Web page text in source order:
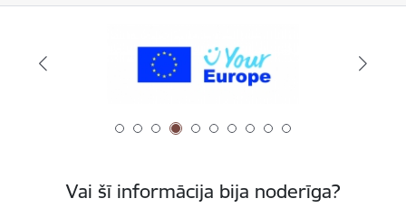
Vai šī informācija bija noderīga?